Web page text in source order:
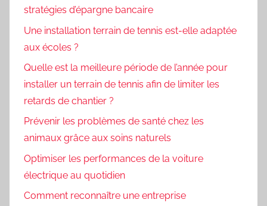
stratégies d’épargne bancaire
Une installation terrain de tennis est-elle adaptée
aux écoles ?
Quelle est la meilleure période de l’année pour
installer un terrain de tennis afin de limiter les
retards de chantier ?
Prévenir les problèmes de santé chez les
animaux grâce aux soins naturels
Optimiser les performances de la voiture
électrique au quotidien
Comment reconnaître une entreprise